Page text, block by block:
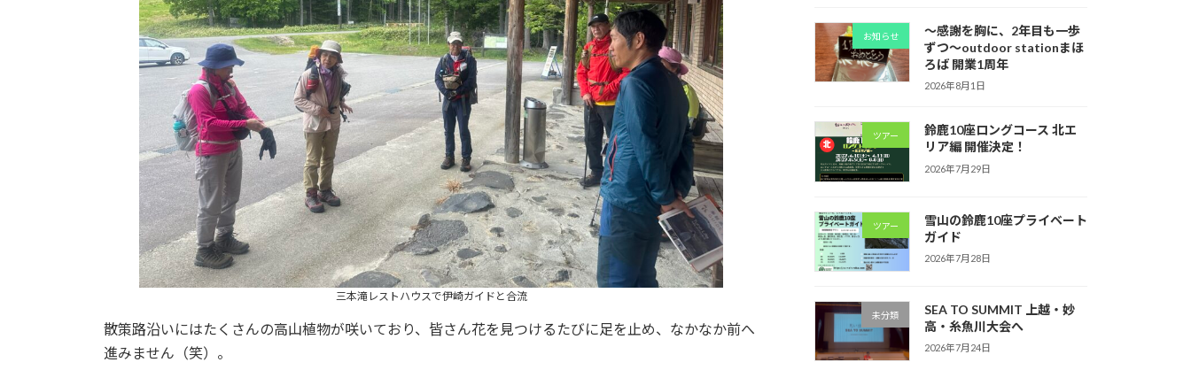
三本滝レストハウスで伊崎ガイドと合流
散策路沿いにはたくさんの高山植物が咲いており、皆さん花を見つけるたびに足を止め、なかなか前へ
進みません（笑）。
お知らせ
～感謝を胸に、2年目も一歩
ずつ～outdoor stationまほ
ろば 開業1周年
2026年8月1日
ツアー
鈴鹿10座ロングコース 北エ
リア編 開催決定！
2026年7月29日
ツアー
雪山の鈴鹿10座プライベート
ガイド
2026年7月28日
未分類
SEA TO SUMMIT 上越・妙
高・糸魚川大会へ
2026年7月24日